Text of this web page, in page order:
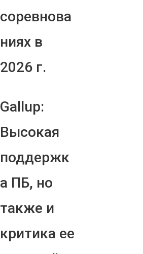
соревнова
ниях в
2026 г.
Gallup:
Высокая
поддержк
а ПБ, но
также и
критика ее